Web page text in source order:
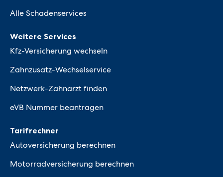
Alle Schadenservices
Weitere Services
Kfz-Versicherung wechseln
Zahnzusatz-Wechselservice
Netzwerk-Zahnarzt finden
eVB Nummer beantragen
Tarifrechner
Autoversicherung berechnen
Motorradversicherung berechnen